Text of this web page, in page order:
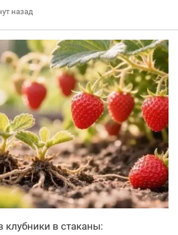
назад
клубники в стаканы: